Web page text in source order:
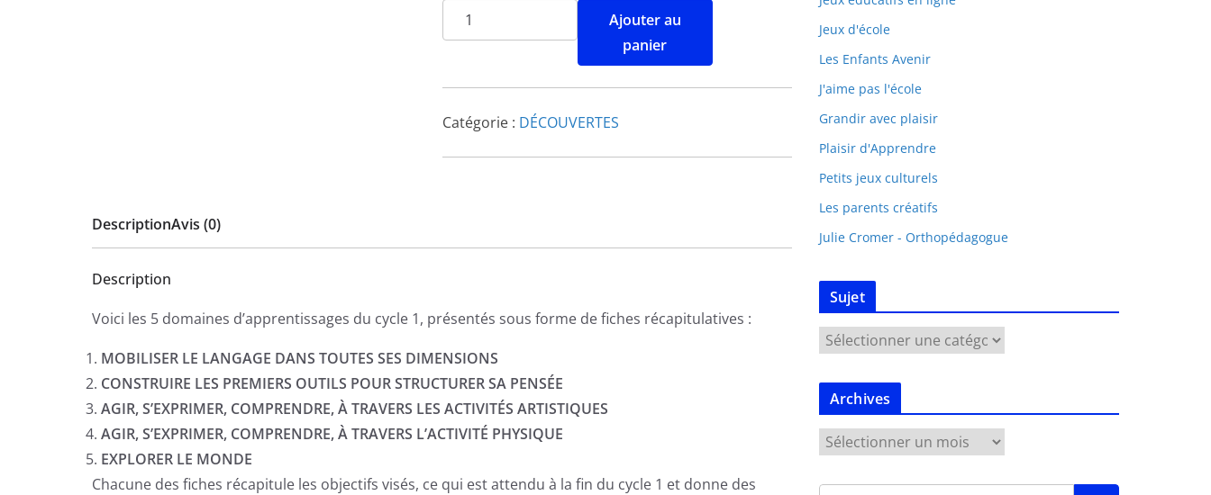
Ajouter au
panier
Catégorie : DÉCOUVERTES
DescriptionAvis (0)
Description
Voici les 5 domaines d’apprentissages du cycle 1, présentés sous forme de fiches récapitulatives :
MOBILISER LE LANGAGE DANS TOUTES SES DIMENSIONS
CONSTRUIRE LES PREMIERS OUTILS POUR STRUCTURER SA PENSÉE
AGIR, S’EXPRIMER, COMPRENDRE, À TRAVERS LES ACTIVITÉS ARTISTIQUES
AGIR, S’EXPRIMER, COMPRENDRE, À TRAVERS L’ACTIVITÉ PHYSIQUE
EXPLORER LE MONDE
Chacune des fiches récapitule les objectifs visés, ce qui est attendu à la fin du cycle 1 et donne des
Jeux d'école
Les Enfants Avenir
J'aime pas l'école
Grandir avec plaisir
Plaisir d'Apprendre
Petits jeux culturels
Les parents créatifs
Julie Cromer - Orthopédagogue
Sujet
Archives